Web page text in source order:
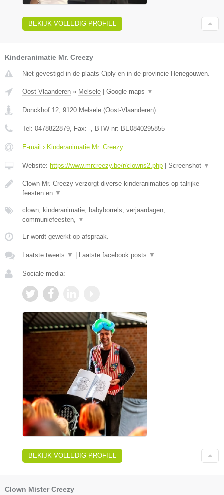
BEKIJK VOLLEDIG PROFIEL
Kinderanimatie Mr. Creezy
Niet gevestigd in de plaats Ciply en in de provincie Henegouwen.
Oost-Vlaanderen » Melsele Google maps ▼
Donckhof 12, 9120 Melsele (Oost-Vlaanderen)
Tel: 0478822879, Fax: -, BTW-nr: BE0840295855
E-mail › Kinderanimatie Mr. Creezy
Website: https://www.mrcreezy.be/r/clowns2.php Screenshot ▼
Clown Mr. Creezy verzorgt diverse kinderanimaties op talrijke
feesten en ▼
clown, kinderanimatie, babyborrels, verjaardagen,
communiefeesten, ▼
Er wordt gewerkt op afspraak.
Laatste tweets ▼ Laatste facebook posts ▼
Sociale media:
BEKIJK VOLLEDIG PROFIEL
Clown Mister Creezy